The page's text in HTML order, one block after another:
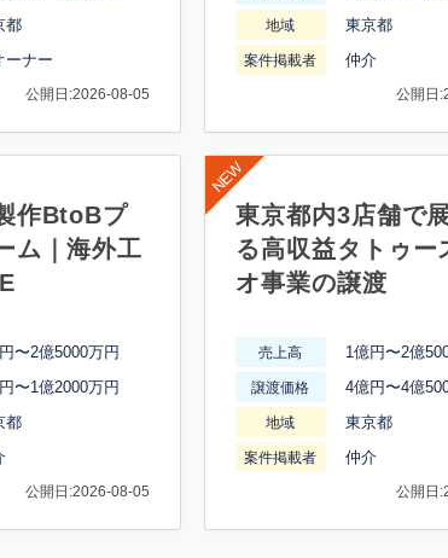
都
ーナー
公開日:2026-08-05
地域 東京都
案件掲載者 仲介
公開日
作BtoBプ
ム｜海外工
〜2億5000万円
〜1億2000万円
都
公開日:2026-08-05
東京都内3店舗で
る高収益タトゥー
オ事業の譲渡
売上高 1億円〜2億
譲渡価格 4億円〜4億
地域 東京都
案件掲載者 仲介
公開日